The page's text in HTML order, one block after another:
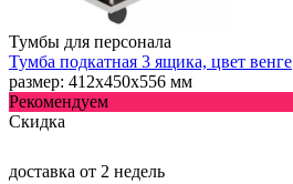
Тумбы для персонала
Тумба подкатная 3 ящика, цвет венге
размер: 412х450х556 мм
Рекомендуем
Скидка
доставка от 2 недель